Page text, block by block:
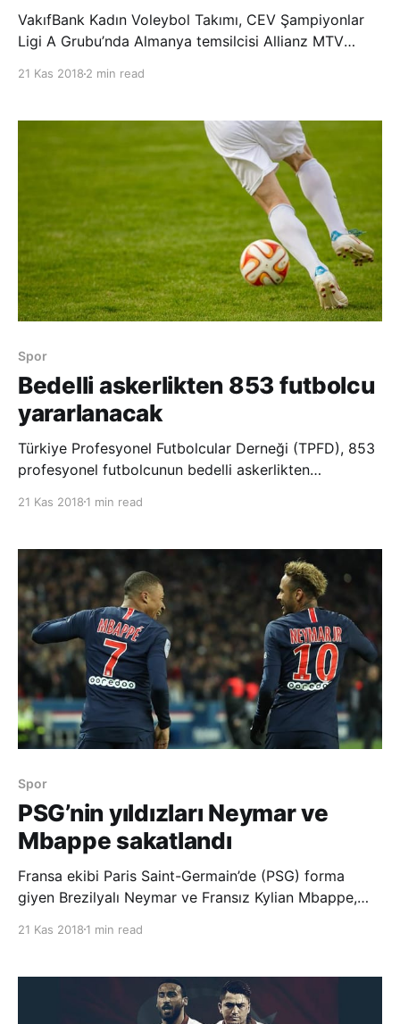
VakıfBank Kadın Voleybol Takımı, CEV Şampiyonlar
Ligi A Grubu’nda Almanya temsilcisi Allianz MTV
21 Kas 2018 2 min read
Spor
Bedelli askerlikten 853 futbolcu
yararlanacak
Türkiye Profesyonel Futbolcular Derneği (TPFD), 853
profesyonel futbolcunun bedelli askerlikten
yer alan açıklamada, Milli Savunma Bakanlığı
profesyonel futbolcunun askerlik görevlerini futbo
21 Kas 2018 1 min read
Spor
PSG’nin yıldızları Neymar ve
Mbappe sakatlandı
Fransa ekibi Paris Saint-Germain’de (PSG) forma
giyen Brezilyalı Neymar ve Fransız Kylian Mbappe,
Kamerun ile oynadığı hazırlık karşılaşmasında attığı
bir süre tedavi görmesine rağmen oyu
21 Kas 2018 1 min read